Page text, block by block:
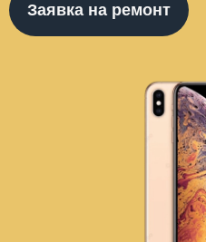
Заявка на ремонт